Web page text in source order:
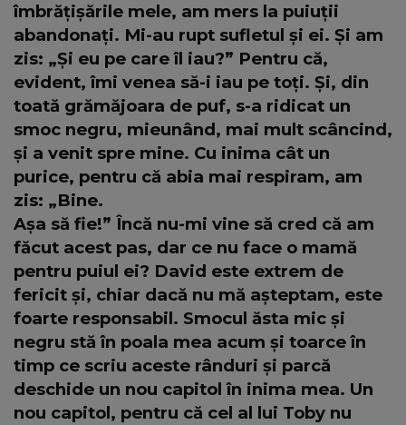
îmbrățișările mele, am mers la puiuții
abandonați. Mi-au rupt sufletul și ei. Și am
zis: „Și eu pe care îl iau?” Pentru că,
evident, îmi venea să-i iau pe toți. Și, din
toată grămăjoara de puf, s-a ridicat un
smoc negru, mieunând, mai mult scâncind,
și a venit spre mine. Cu inima cât un
purice, pentru că abia mai respiram, am
zis: „Bine.
Așa să fie!” Încă nu-mi vine să cred că am
făcut acest pas, dar ce nu face o mamă
pentru puiul ei? David este extrem de
fericit și, chiar dacă nu mă așteptam, este
foarte responsabil. Smocul ăsta mic și
negru stă în poala mea acum și toarce în
timp ce scriu aceste rânduri și parcă
deschide un nou capitol în inima mea. Un
nou capitol, pentru că cel al lui Toby nu